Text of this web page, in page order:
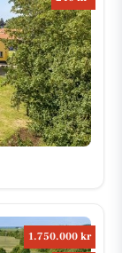
1.750.000 kr